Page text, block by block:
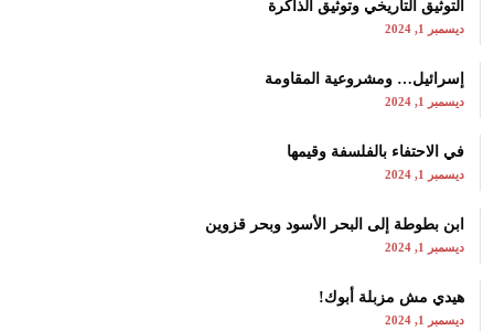
التوثيق التاريخي وتوثيق الذاكرة
ديسمبر 1, 2024
إسرائيل… ومشروعية المقاومة
ديسمبر 1, 2024
في الاحتفاء بالفلسفة وقيمها
ديسمبر 1, 2024
ابن بطوطة إلى البحر الأسود وبحر قزوين
ديسمبر 1, 2024
هيدي مش مزبلة أبوك!
ديسمبر 1, 2024